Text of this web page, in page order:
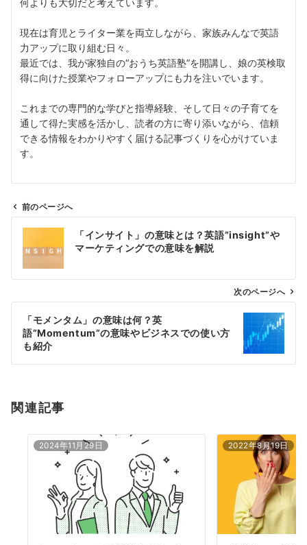
何よりも大切だと考えています。
現在は育児とライター業を両立しながら、家族みんなで英語
力アップに取り組む日々。
最近では、我が家独自の“おうち英語塾”を開講し、娘の英検取
得に向けた授業やフォローアップにも力を注いでいます。
これまでの専門的な学びと指導経験、そして日々の子育てを
通して得た実感を活かし、読者の方に寄り添いながら、信頼
できる情報をわかりやすく届ける記事づくりを心がけていま
す。
ビ
ン
前のページへ
「インサイト」の意味とは？英語”insight”や
マーケティングでの意味を解説
次のページへ
「モメンタム」の意味は何？英
語”Momentum”の意味やビジネスでの使い方
も紹介
関連記事
2024年11月29日 2022年8月19日